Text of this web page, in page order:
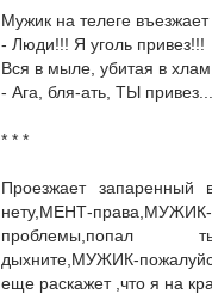
Мужик на телеге въезжает
- Люди!!! Я уголь привез!!!
Вся в мыле, убитая в
- Ага, бля-ать, ТЫ привез...
* * *
Проезжает запаренный
нету,МЕНТ-
проблемы,попал ты
дыхните,МУЖИК-
еще раскажет ,что я на